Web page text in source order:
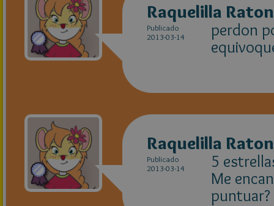
Raquelilla
Publicado
2013-03-14
perdon
Raquelilla
Publicado
2013-03-14
5
Me
puntuar?